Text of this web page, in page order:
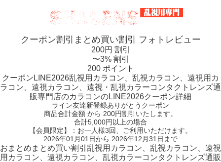
クーポン割引 まとめ買い割引 フォトレビュー
200円 割引
〜3% 割引
200 ポイント
クーポン LINE2026乱視用カラコン、乱視カラコン、遠視用カ
ラコン、遠視カラコン、遠視・乱視カラーコンタクトレンズ通
販専門店のカラコンのLINE2026クーポン詳細
ライン友達新登録ありがとうクーポン
商品合計金額 から 200円割引 いたします。
合計5,000円以上の場合
【会員限定】：お一人様3回
、ご利用いただけます。
2026年01月01日から 2026年12月31日まで
おまとめ まとめ買い割引 乱視用カラコン、乱視カラコン、遠視
用カラコン、遠視カラコン、乱視カラーコンタクトレンズ通販